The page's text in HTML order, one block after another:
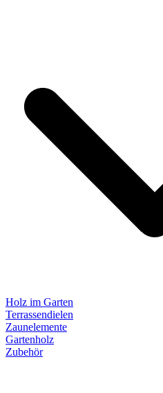
Holz im Garten
Terrassendielen
Zaunelemente
Gartenholz
Zubehör